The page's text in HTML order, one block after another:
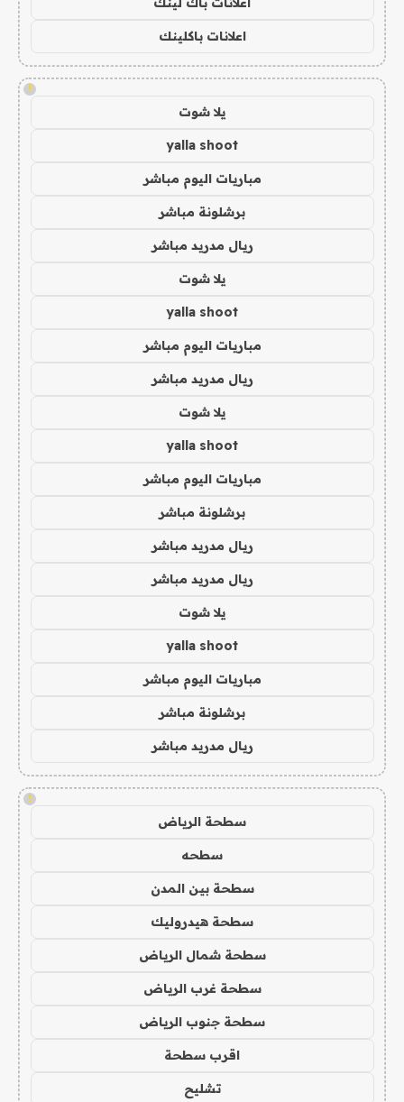
اعلانات باكلينك
!
يلا شوت
yalla shoot
مباريات اليوم مباشر
برشلونة مباشر
ريال مدريد مباشر
يلا شوت
yalla shoot
مباريات اليوم مباشر
ريال مدريد مباشر
يلا شوت
yalla shoot
مباريات اليوم مباشر
برشلونة مباشر
ريال مدريد مباشر
ريال مدريد مباشر
يلا شوت
yalla shoot
مباريات اليوم مباشر
برشلونة مباشر
ريال مدريد مباشر
!
سطحة الرياض
سطحه
سطحة بين المدن
سطحة هيدروليك
سطحة شمال الرياض
سطحة غرب الرياض
سطحة جنوب الرياض
اقرب سطحة
تشليح